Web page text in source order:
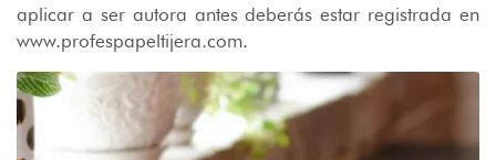
aplicar a ser autora antes deberás estar registrada en
www.profespapeltijera.com.